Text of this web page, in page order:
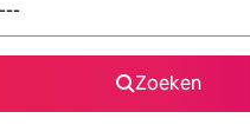
Zoeken